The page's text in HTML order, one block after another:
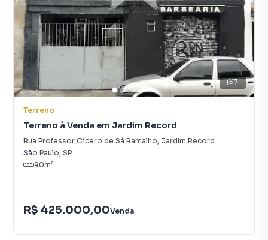
7
Terreno
Terreno à Venda em Jardim Record
Rua Professor Cícero de Sá Ramalho, Jardim Record
São Paulo, SP
90m²
R$ 425.000,00Venda